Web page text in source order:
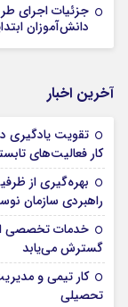
دانش‌آموزان
آخرین اخبار
تقویت یادگیری
کار فعالیت‌های
بهره‌گیری از
راهبردی سازمان
خدمات تخصصی
گسترش می‌یابد
کار تیمی و
تحصیلی